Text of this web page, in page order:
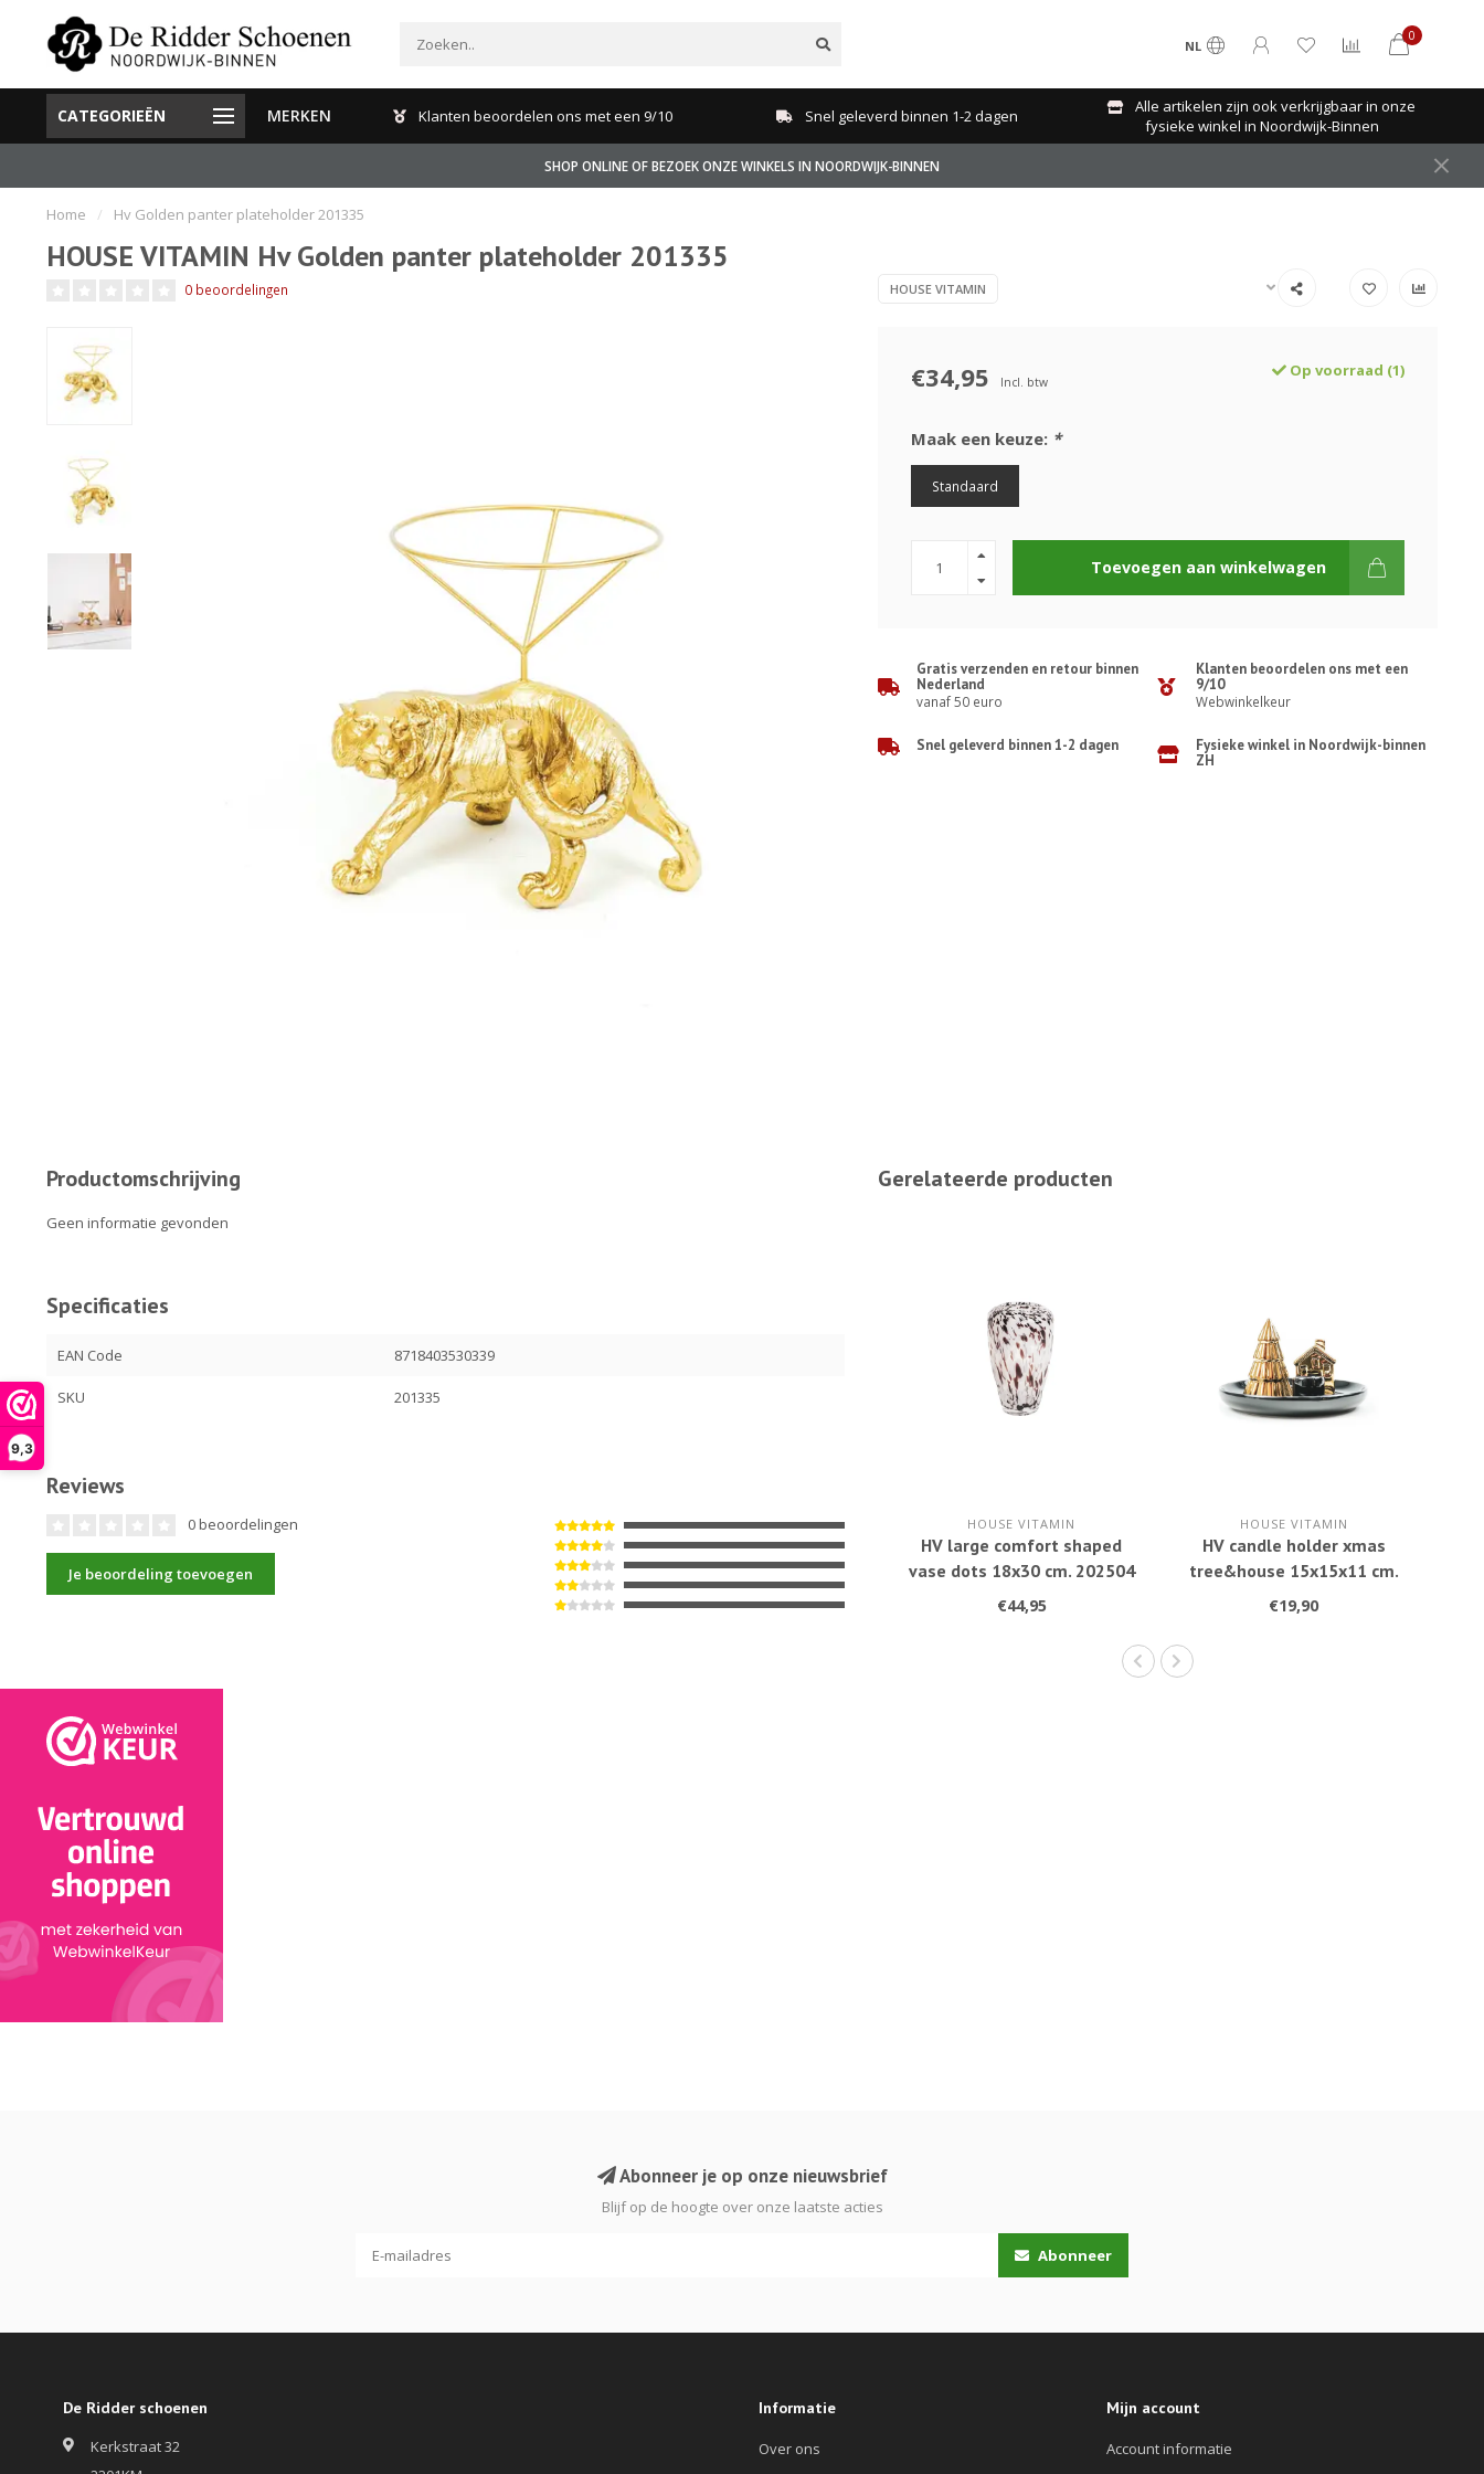
9,3
NL
0
CATEGORIEËN MERKEN
Gratis verzenden en retour binnen Nederland Klanten beoordelen ons met een 9/10 Snel geleverd binnen 1-2 dagen
Alle artikelen zijn ook verkrijgbaar in onze
fysieke winkel in Noordwijk-Binnen
SHOP ONLINE OF BEZOEK ONZE WINKELS IN NOORDWIJK-BINNEN
Home / Hv Golden panter plateholder 201335
HOUSE VITAMIN Hv Golden panter plateholder 201335
0 beoordelingen HOUSE VITAMIN
€34,95 Incl. btw
Op voorraad (1)
Maak een keuze: *
Standaard
Toevoegen aan winkelwagen
Gratis verzenden en retour binnen
Nederland
vanaf 50 euro
Klanten beoordelen ons met een
9/10
Webwinkelkeur
Snel geleverd binnen 1-2 dagen
Fysieke winkel in Noordwijk-binnen
ZH
Productomschrijving
Geen informatie gevonden
Specificaties
EAN Code 8718403530339
SKU 201335
Reviews
0 beoordelingen
Je beoordeling toevoegen
Gerelateerde producten
HOUSE VITAMIN
HV large comfort shaped
vase dots 18x30 cm. 202504
€44,95
HOUSE VITAMIN
HV candle holder xmas
tree&house 15x15x11 cm.
Black/gold 202804
€19,90
Abonneer je op onze nieuwsbrief
Blijf op de hoogte over onze laatste acties
Abonneer
De Ridder schoenen
Kerkstraat 32
Informatie
Over ons
Mijn account
Account informatie